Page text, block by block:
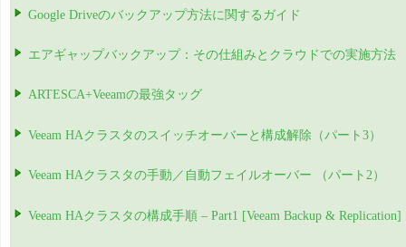
Google Driveのバックアップ方法に関するガイド
エアギャップバックアップ：その仕組みとクラウドでの実施方法
ARTESCA+Veeamの最強タッグ
Veeam HAクラスタのスイッチオーバーと構成解除（パート3）
Veeam HAクラスタの手動／自動フェイルオーバー （パート2）
Veeam HAクラスタの構成手順 – Part1 [Veeam Backup & Replication]